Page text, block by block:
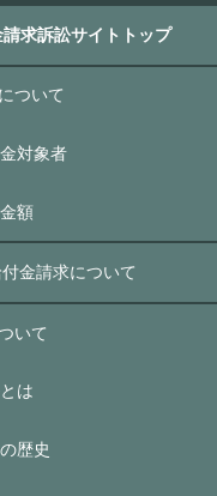
求訴訟サイトトップ
ついて
対象者
額
金請求について
いて
は
歴史